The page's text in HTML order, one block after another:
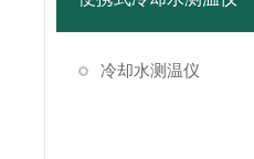
冷却水测温仪